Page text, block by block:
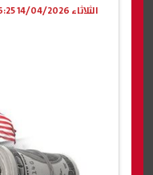
الثلاثاء 14/04/2026 06:25 م